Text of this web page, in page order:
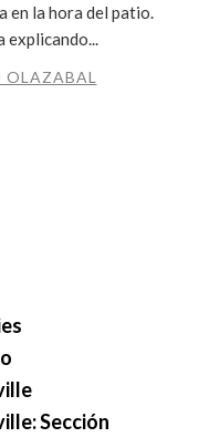
en la hora del patio.
Sección